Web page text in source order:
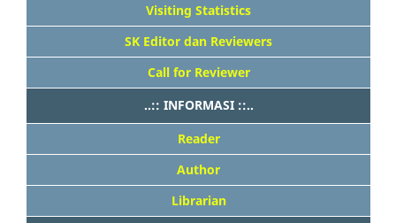
Visiting Statistics
SK Editor dan Reviewers
Call for Reviewer
..:: INFORMASI ::..
Reader
Author
Librarian